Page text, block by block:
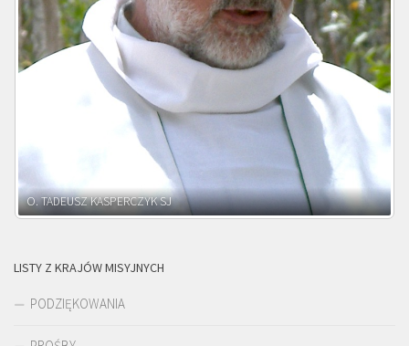
O. ADNRZEJ LEŚNIARA SJ
LISTY Z KRAJÓW MISYJNYCH
PODZIĘKOWANIA